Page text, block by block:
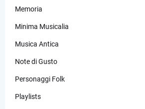
Memoria
Minima Musicalia
Musica Antica
Note di Gusto
Personaggi Folk
Playlists